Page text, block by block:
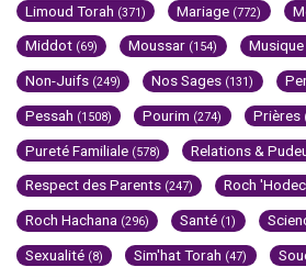
Limoud Torah (371) Mariage (772)
Middot (69) Moussar (154)
Non-Juifs (249) Nos Sages (131)
Pessah (1508) Pourim (274) Prières
Pureté Familiale (578) Relations &
Respect des Parents (247) Roch
Roch Hachana (296) Santé (1)
Sexualité (8) Sim'hat Torah (47)